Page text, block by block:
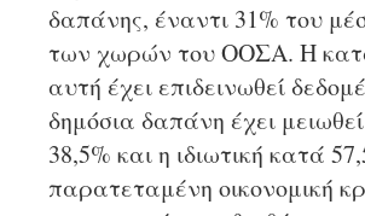
δαπάνης, έναντι 31% του
των χωρών του ΟΟΣΑ. Η
αυτή έχει επιδεινωθεί
δημόσια δαπάνη έχει
38,5% και η ιδιωτική κατά
παρατεταμένη οικονομική